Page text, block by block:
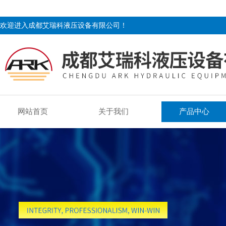
欢迎进入成都艾瑞科液压设备有限公司！
网站首页 关于我们 产品中心